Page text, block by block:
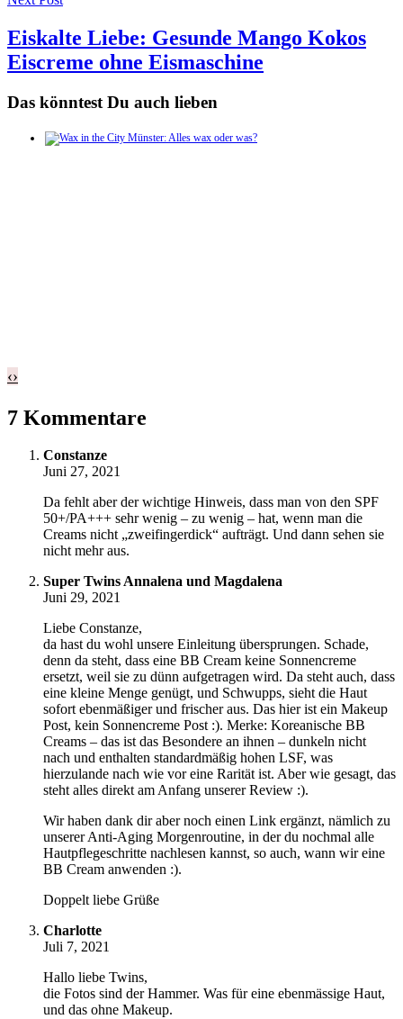
Eiskalte Liebe: Gesunde Mango Kokos
Eiscreme ohne Eismaschine
Das könntest Du auch lieben
‹›
7 Kommentare
Constanze
Juni 27, 2021
Da fehlt aber der wichtige Hinweis, dass man von den SPF
50+/PA+++ sehr wenig – zu wenig – hat, wenn man die
Creams nicht „zweifingerdick“ aufträgt. Und dann sehen sie
nicht mehr aus.
Super Twins Annalena und Magdalena
Juni 29, 2021
Liebe Constanze,
da hast du wohl unsere Einleitung übersprungen. Schade,
denn da steht, dass eine BB Cream keine Sonnencreme
ersetzt, weil sie zu dünn aufgetragen wird. Da steht auch, dass
eine kleine Menge genügt, und Schwupps, sieht die Haut
sofort ebenmäßiger und frischer aus. Das hier ist ein Makeup
Post, kein Sonnencreme Post :). Merke: Koreanische BB
Creams – das ist das Besondere an ihnen – dunkeln nicht
nach und enthalten standardmäßig hohen LSF, was
hierzulande nach wie vor eine Rarität ist. Aber wie gesagt, das
steht alles direkt am Anfang unserer Review :).
Wir haben dank dir aber noch einen Link ergänzt, nämlich zu
unserer Anti-Aging Morgenroutine, in der du nochmal alle
Hautpflegeschritte nachlesen kannst, so auch, wann wir eine
BB Cream anwenden :).
Doppelt liebe Grüße
Charlotte
Juli 7, 2021
Hallo liebe Twins,
die Fotos sind der Hammer. Was für eine ebenmässige Haut,
und das ohne Makeup.